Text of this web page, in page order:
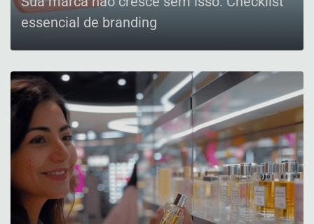
essencial de branding